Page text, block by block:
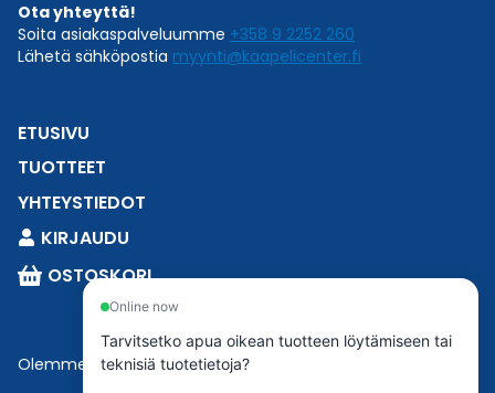
Ota yhteyttä!
Soita asiakaspalveluumme +358 9 2252 260
Lähetä sähköpostia myynti@kaapelicenter.fi
ETUSIVU
TUOTTEET
YHTEYSTIEDOT
KIRJAUDU
OSTOSKORI
Olemme osaEsbeconia.
Online now
Tarvitsetko apua oikean tuotteen löytämiseen tai
teknisiä tuotetietoja?